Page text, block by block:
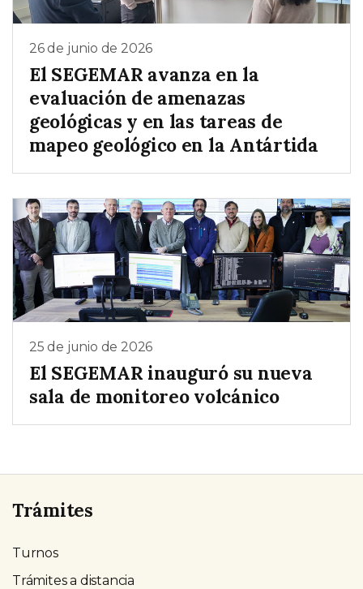
26 de junio de 2026
El SEGEMAR avanza en la
evaluación de amenazas
geológicas y en las tareas de
mapeo geológico en la Antártida
25 de junio de 2026
El SEGEMAR inauguró su nueva
sala de monitoreo volcánico
Trámites
Turnos
Trámites a distancia